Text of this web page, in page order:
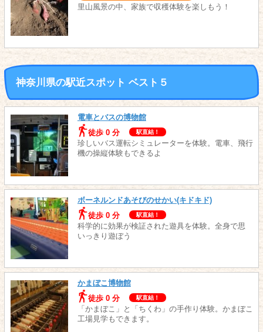
里山風景の中、家族で収穫体験を楽しもう！
神奈川県の駅近スポット ベスト５
電車とバスの博物館
徒歩 0 分
駅直結！
珍しいバス運転シミュレーターを体験。電車、飛行
機の操縦体験もできるよ
ボーネルンドあそびのせかい(キドキド)
徒歩 0 分
駅直結！
科学的に効果が検証された遊具を体験。全身で思
いっきり遊ぼう
かまぼこ博物館
徒歩 0 分
駅直結！
「かまぼこ」と「ちくわ」の手作り体験。かまぼこ
工場見学もできます。